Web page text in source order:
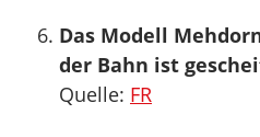
Das Modell
der Bahn ist
Quelle: FR